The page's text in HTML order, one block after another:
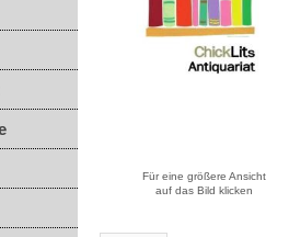
Für eine größere Ansicht
auf das Bild klicken